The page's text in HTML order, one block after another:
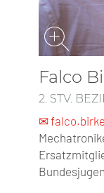
Falco
2. STV.
✉